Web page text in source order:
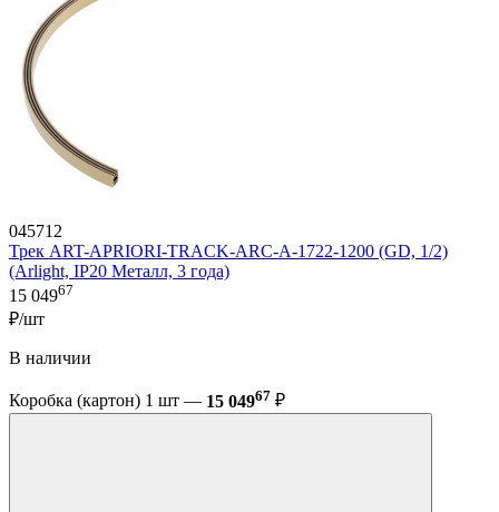
045712
Трек ART-APRIORI-TRACK-ARC-A-1722-1200 (GD, 1/2)
(Arlight, IP20 Металл, 3 года)
15 04967
₽/шт
В наличии
Коробка (картон) 1 шт — 15 04967 ₽